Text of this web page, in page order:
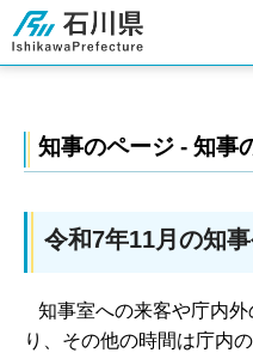
石川県
知事のページ - 知事
令和7年11月の知
知事室への来客や庁内
り、その他の時間は庁内の